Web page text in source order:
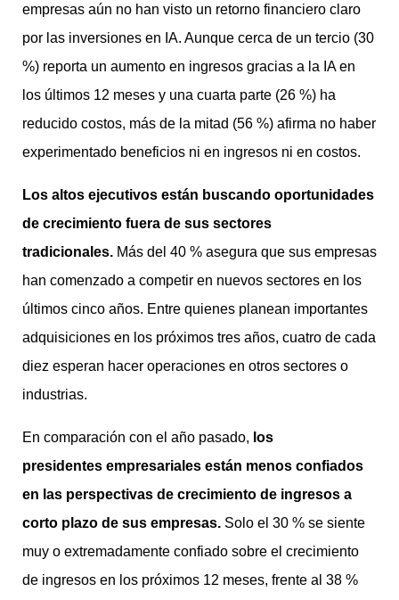
empresas aún no han visto un retorno financiero claro
por las inversiones en IA. Aunque cerca de un tercio (30
%) reporta un aumento en ingresos gracias a la IA en
los últimos 12 meses y una cuarta parte (26 %) ha
reducido costos, más de la mitad (56 %) afirma no haber
experimentado beneficios ni en ingresos ni en costos.
Los altos ejecutivos están buscando oportunidades
de crecimiento fuera de sus sectores
tradicionales. Más del 40 % asegura que sus empresas
han comenzado a competir en nuevos sectores en los
últimos cinco años. Entre quienes planean importantes
adquisiciones en los próximos tres años, cuatro de cada
diez esperan hacer operaciones en otros sectores o
industrias.
En comparación con el año pasado, los
presidentes empresariales están menos confiados
en las perspectivas de crecimiento de ingresos a
corto plazo de sus empresas. Solo el 30 % se siente
muy o extremadamente confiado sobre el crecimiento
de ingresos en los próximos 12 meses, frente al 38 %